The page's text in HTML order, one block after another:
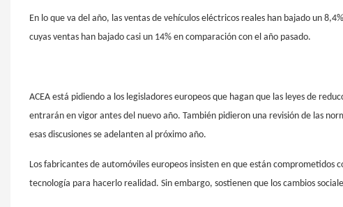
En lo que va del año, las ventas de vehículos eléctricos reales han bajado un
cuyas ventas han bajado casi un 14% en comparación con el año pasado.
ACEA está pidiendo a los legisladores europeos que hagan que las leyes de
entrarán en vigor antes del nuevo año. También pidieron una revisión de las
esas discusiones se adelanten al próximo año.
Los fabricantes de automóviles europeos insisten en que están comprometidos
tecnología para hacerlo realidad. Sin embargo, sostienen que los cambios